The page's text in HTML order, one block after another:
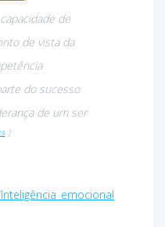
de
de vista da
do sucesso
de um ser
]